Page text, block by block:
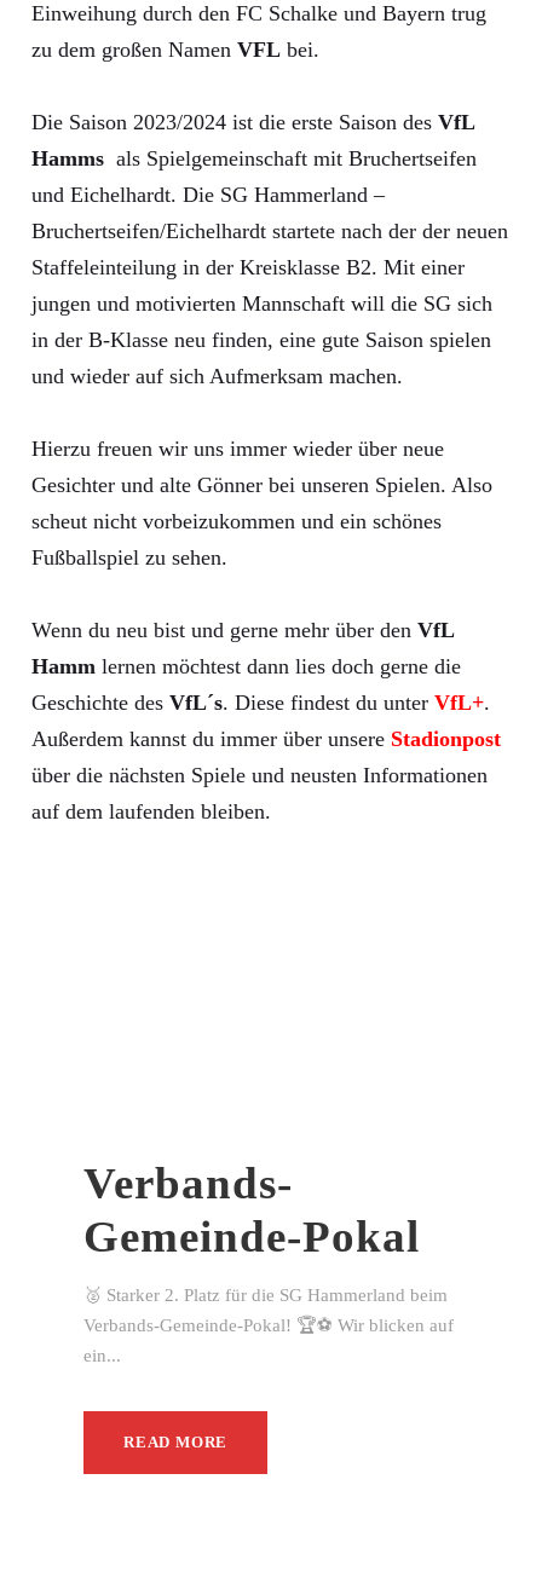
Einweihung durch den FC Schalke und Bayern trug
zu dem großen Namen VFL bei.
Die Saison 2023/2024 ist die erste Saison des VfL
Hamms als Spielgemeinschaft mit Bruchertseifen
und Eichelhardt. Die SG Hammerland –
Bruchertseifen/Eichelhardt startete nach der der neuen
Staffeleinteilung in der Kreisklasse B2. Mit einer
jungen und motivierten Mannschaft will die SG sich
in der B-Klasse neu finden, eine gute Saison spielen
und wieder auf sich Aufmerksam machen.
Hierzu freuen wir uns immer wieder über neue
Gesichter und alte Gönner bei unseren Spielen. Also
scheut nicht vorbeizukommen und ein schönes
Fußballspiel zu sehen.
Wenn du neu bist und gerne mehr über den VfL
Hamm lernen möchtest dann lies doch gerne die
Geschichte des VfL´s. Diese findest du unter VfL+.
Außerdem kannst du immer über unsere Stadionpost
über die nächsten Spiele und neusten Informationen
auf dem laufenden bleiben.
Verbands-
Gemeinde-Pokal
🥈 Starker 2. Platz für die SG Hammerland beim
Verbands-Gemeinde-Pokal! 🏆⚽ Wir blicken auf
ein...
READ MORE